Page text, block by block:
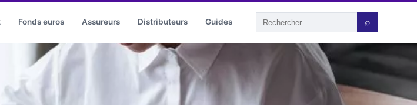
Fonds euros Assureurs Distributeurs Guides ⌕